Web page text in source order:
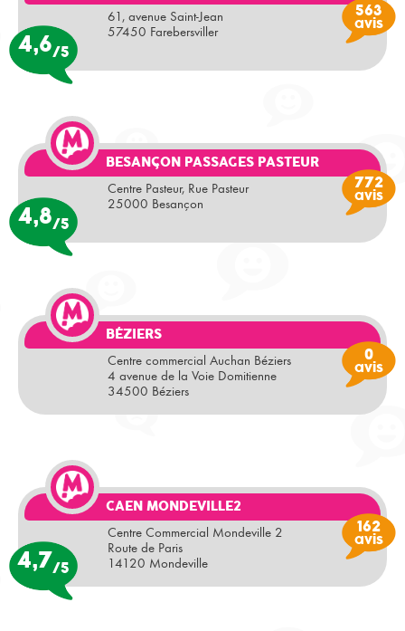
61, avenue Saint-Jean
57450 Farebersviller
4,6/5
563
avis
BESANÇON PASSAGES PASTEUR
Centre Pasteur, Rue Pasteur
25000 Besançon
4,8/5
772
avis
BÉZIERS
Centre commercial Auchan Béziers
4 avenue de la Voie Domitienne
34500 Béziers
0
avis
CAEN MONDEVILLE2
Centre Commercial Mondeville 2
Route de Paris
14120 Mondeville
4,7/5
162
avis